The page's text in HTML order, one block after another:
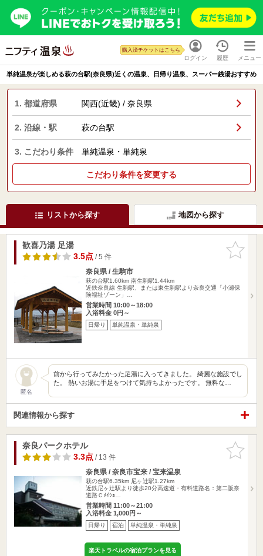
ログイン
購入済チケットはこちら
履歴 メニュー
単純温泉が楽しめる萩の台駅(奈良県)近くの温泉、日帰り温泉、スーパー銭湯おすすめ
1. 都道府県 関西(近畿) / 奈良県
2. 沿線・駅 萩の台駅
3. こだわり条件 単純温泉・単純泉
こだわり条件を変更する
リストから探す 地図から探す
お気に入
りに追加
歓喜乃湯 足湯
3.5点/ 5 件
奈良県 / 生駒市
萩の台駅1.60km 南生駒駅1.44km
近鉄奈良線 生駒駅、または東生駒駅より奈良交通「小瀬保
険福祉ゾーン」…
営業時間 10:00～18:00
入浴料金 0円～
日帰り 単純温泉・単純泉
匿名
前から行ってみたかった足湯に入ってきました。 綺麗な施設でし
た。 熱いお湯に手足をつけて気持ちよかったです。 無料な…
関連情報から探す
お気に入
りに追加
奈良パークホテル
3.3点/ 13 件
奈良県 / 奈良市宝来 / 宝来温泉
萩の台駅6.35km 尼ヶ辻駅1.27km
近鉄尼ヶ辻駅より徒歩20分高速道・有料道路名：第二阪奈
道路Ｃﾒｲｼｮ…
営業時間 11:00～21:00
入浴料金 1,000円～
日帰り 宿泊 単純温泉・単純泉
楽天トラベルの宿泊プランを見る